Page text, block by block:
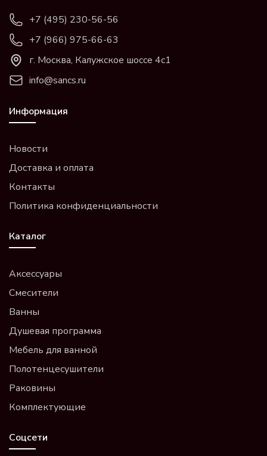
+7 (495) 230-56-56
+7 (966) 975-66-63
г. Москва, Калужское шоссе 4с1
info@sancs.ru
Информация
Новости
Доставка и оплата
Контакты
Политика конфиденциальности
Каталог
Аксессуары
Смесители
Ванны
Душевая программа
Мебель для ванной
Полотенцесушители
Раковины
Комплектующие
Соцсети